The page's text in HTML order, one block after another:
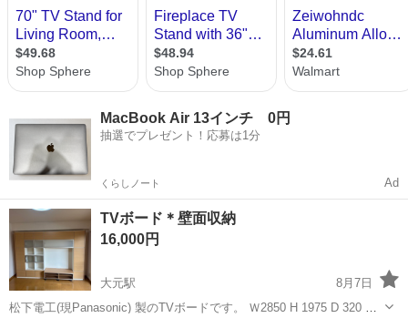
MacBook Air 13インチ 0円
抽選でプレゼント！応募は1分
くらしノート Ad
TVボード＊壁面収納
16,000円
大元駅
8月7日
松下電工(現Panasonic) 製のTVボードです。 Ｗ2850 H 1975 D 320 収